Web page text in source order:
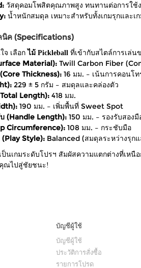
วัสดุคอมโพสิตคุณภาพสูง ทนทานต่อการใช้
น้ำหนักสมดุล เหมาะสำหรับทั้งเกมรุกและเ
นิค (Specifications)
จ เลือก ไม้ Pickleball ที่เข้ากับสไตล์การเล่น
Material):Twill Carbon Fiber
Thickness):16 มม. – เน้นการคอนโ
229 ± 5 กรัม – สมดุลและคล่องตัว
Length):418 มม.
190 มม. – เพิ่มพื้นที่ Sweet Spot
(Handle Length):150 มม. – รองรับสองมื
Circumference):108 มม. – กระชับมือ
(Play Style):Balanced (สมดุลระหว่างรุก
ป็นเกมระดับโปรฯ สัมผัสความแตกต่างที่เหนื
ณไปสู่ชัยชนะ!
บัญชีผู้ใช้
บัญชีผู้ใช้
ประวัติการสั่งซื้อ
รายการโปรด